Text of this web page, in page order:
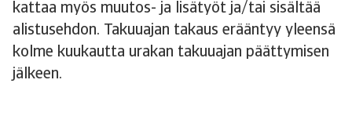
kattaa myös muutos- ja lisätyöt ja/tai sisältää
alistusehdon. Takuuajan takaus erääntyy yleensä
kolme kuukautta urakan takuuajan päättymisen
jälkeen.